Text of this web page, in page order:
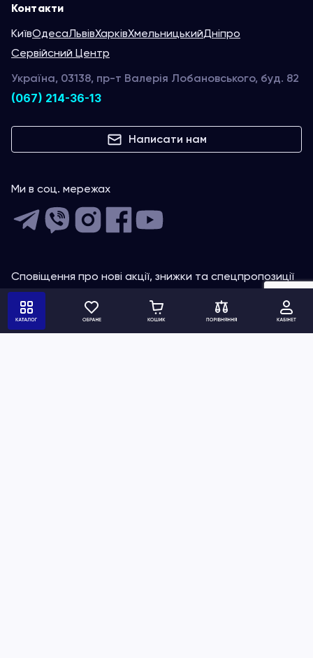
Контакти
КиївОдесаЛьвівХарківХмельницькийДніпро
Сервійсний Центр
Україна, 03138, пр-т Валерія Лобановського, буд. 82
(067) 214-36-13
Написати нам
Ми в соц. мережах
Сповіщення про нові акції, знижки та спецпропозиції